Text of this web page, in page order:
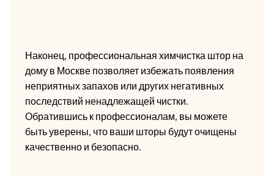
Наконец, профессиональная химчистка штор на
дому в Москве позволяет избежать появления
неприятных запахов или других негативных
последствий ненадлежащей чистки.
Обратившись к профессионалам, вы можете
быть уверены, что ваши шторы будут очищены
качественно и безопасно.